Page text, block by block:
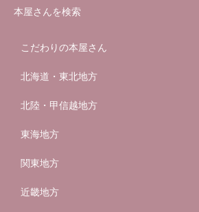
本屋さんを検索
こだわりの本屋さん
北海道・東北地方
北陸・甲信越地方
東海地方
関東地方
近畿地方